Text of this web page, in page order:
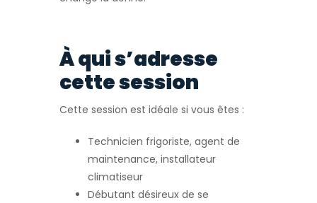
À qui s’adresse
cette session
Cette session est idéale si vous êtes :
Technicien frigoriste, agent de
maintenance, installateur
climatiseur
Débutant désireux de se